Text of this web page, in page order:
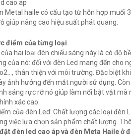
Metal haile có cấu tạo từ hỗn hợp muối
giúp nâng cao hiệu suất phát quang.
điểm của từng loại
hai loại đèn chiếu sáng này là có độ
của nó: đối với đèn Led mang đến cho
thân thiện với môi trường. Đặc biệt
ảnh hưởng đến mắt người sử dụng.
sáng rực rỡ nó giúp làm nổi bật vật mà
xác cao.
của đèn Led: Chất lượng các loại đèn
việc lựa chọn sản phẩm chất lượng.
đèn led cao áp và đèn Meta Haile ở